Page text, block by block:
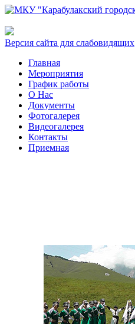
Версия сайта для слабовидящих
Главная
Мероприятия
График работы
О Нас
Документы
Фотогалерея
Видеогалерея
Контакты
Приемная